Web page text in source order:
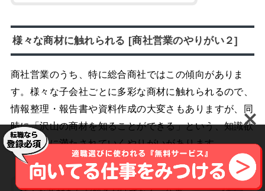
様々な商材に触れられる [商社営業のやりがい２]
商社営業のうち、特に総合商社ではこの傾向がありま
す。様々な子会社ごとに多彩な商材に触れられるので、
情報整理・報告書や資料作成の大変さもありますが、同
時に「沢山の商材を知ることができる」という、知識欲
が必然的に満たされていくやりがいがあります。